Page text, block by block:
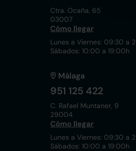
Ctra. Ocaña, 65
03007
Cómo llegar
Lunes a Viernes: 09:30 a
Sábados: 10:00 a 19:00h
Málaga
951 125 422
C. Rafael Muntaner, 9
29004
Cómo llegar
Lunes a Viernes: 09:30 a
Sábados: 10:00 a 19:00h